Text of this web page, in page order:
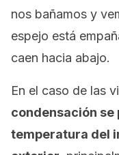
nos bañamos y
espejo está
caen hacia abajo.
En el caso de las
condensación se
temperatura del